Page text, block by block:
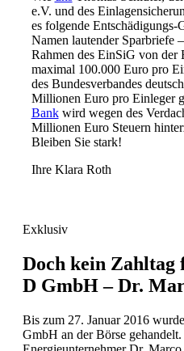
e.V. und des
es folgende
Namen lautender
Rahmen des EinSiG von der
maximal 100.000 Euro pro
des Bundesverbandes
Millionen Euro pro Einleger
Bankwird wegen des
Millionen Euro Steuern
Bleiben Sie stark!
Ihre Klara Roth
Exklusiv
Doch kein
D GmbH – Dr.
Bis zum 27. Januar 2016
GmbH an der Börse